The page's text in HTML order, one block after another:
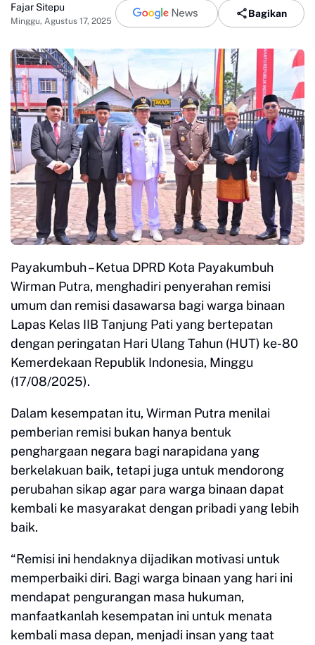
Fajar Sitepu
Minggu, Agustus 17, 2025
Bagikan
Payakumbuh – Ketua DPRD Kota Payakumbuh
Wirman Putra, menghadiri penyerahan remisi
umum dan remisi dasawarsa bagi warga binaan
Lapas Kelas IIB Tanjung Pati yang bertepatan
dengan peringatan Hari Ulang Tahun (HUT) ke-80
Kemerdekaan Republik Indonesia, Minggu
(17/08/2025).
Dalam kesempatan itu, Wirman Putra menilai
pemberian remisi bukan hanya bentuk
penghargaan negara bagi narapidana yang
berkelakuan baik, tetapi juga untuk mendorong
perubahan sikap agar para warga binaan dapat
kembali ke masyarakat dengan pribadi yang lebih
baik.
“Remisi ini hendaknya dijadikan motivasi untuk
memperbaiki diri. Bagi warga binaan yang hari ini
mendapat pengurangan masa hukuman,
manfaatkanlah kesempatan ini untuk menata
kembali masa depan, menjadi insan yang taat